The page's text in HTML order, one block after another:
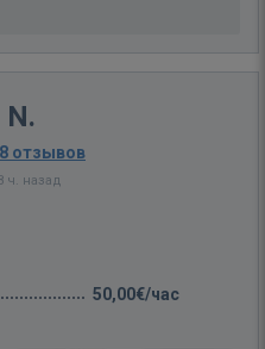
отзывов
ч. назад
50,00€/час